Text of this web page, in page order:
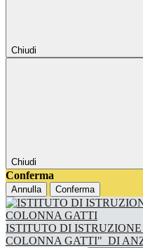
Chiudi
Chiudi
Conferma
Annulla Conferma
ISTITUTO DI ISTRUZIONE
COLONNA GATTI" DI